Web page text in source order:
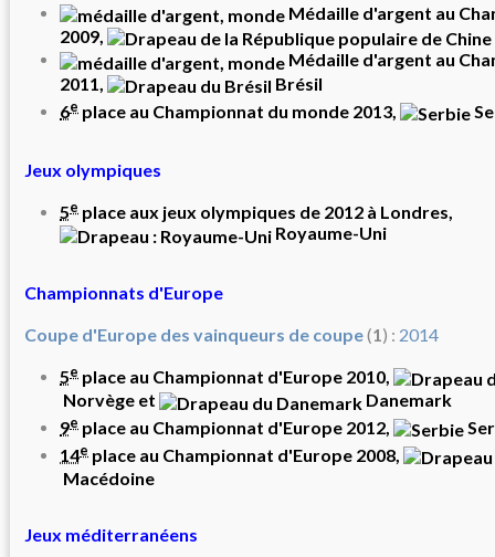
Médaille d'argent au
2009,
Médaille d'argent au
2011,
Brésil
6e place au Championnat du monde 2013
Jeux olympiques
5e place aux jeux olympiques de 2012 à Londres,
Royaume-Uni
Championnats d'Europe
Coupe d'Europe des vainqueurs de coupe(1 ) : 2014
5e place au Championnat d'Europe 2010,
Norvège et
Danemark
9e place au Championnat d'Europe 2012,
14e place au Championnat d'Europe 2008,
Macédoine
Jeux méditerranéens